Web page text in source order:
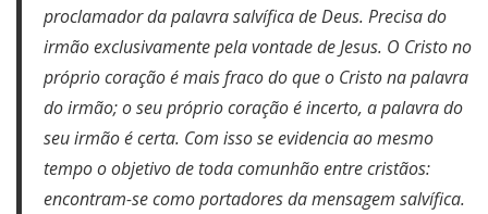
proclamador da palavra salvífica de Deus. Precisa do
irmão exclusivamente pela vontade de Jesus. O Cristo no
próprio coração é mais fraco do que o Cristo na palavra
do irmão; o seu próprio coração é incerto, a palavra do
seu irmão é certa. Com isso se evidencia ao mesmo
tempo o objetivo de toda comunhão entre cristãos:
encontram-se como portadores da mensagem salvífica.